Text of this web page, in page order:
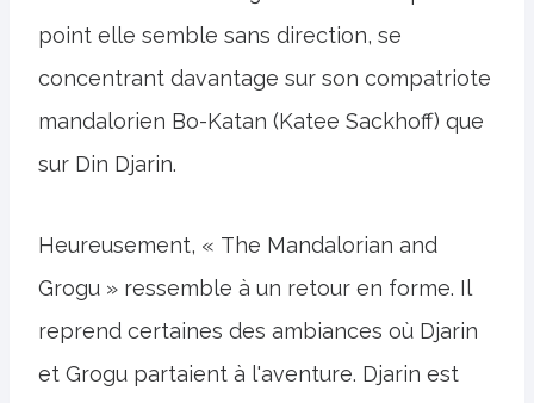
point elle semble sans direction, se
concentrant davantage sur son compatriote
mandalorien Bo-Katan (Katee Sackhoff) que
sur Din Djarin.
Heureusement, « The Mandalorian and
Grogu » ressemble à un retour en forme. Il
reprend certaines des ambiances où Djarin
et Grogu partaient à l'aventure. Djarin est